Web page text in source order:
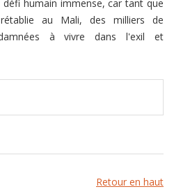
humain immense, car tant que
au Mali, des milliers de
à vivre dans l'exil et
Retour en haut